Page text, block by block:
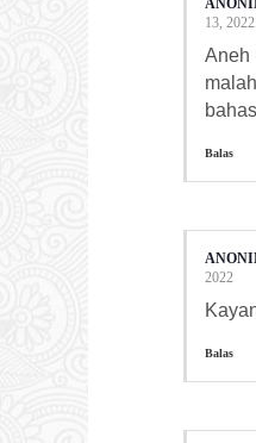
13, 2022
Balas
2022
Balas